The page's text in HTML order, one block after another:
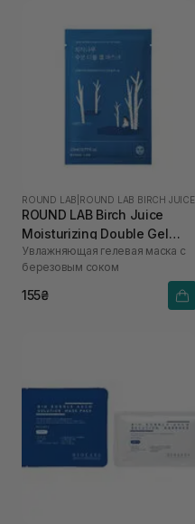
ROUND LAB ROUND LAB BIRCH JUICE
ROUND LAB Birch Juice
Moisturizing Double Gel
Mask 23 мл
Увлажняющая гелевая маска с
березовым соком
155₴